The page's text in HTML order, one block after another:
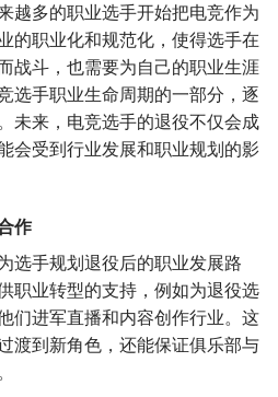
越多的职业选手开始把电竞作为
的职业化和规范化，使得选手在
战斗，也需要为自己的职业生涯
选手职业生命周期的一部分，逐
未来，电竞选手的退役不仅会成
会受到行业发展和职业规划的影
作
选手规划退役后的职业发展路
职业转型的支持，例如为退役选
们进军直播和内容创作行业。这
渡到新角色，还能保证俱乐部与